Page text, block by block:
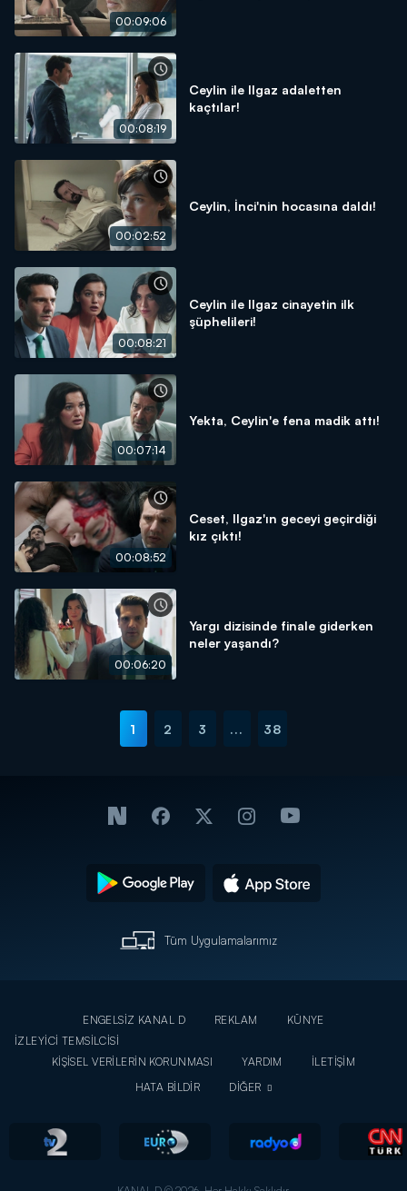
00:09:06
00:08:19
Ceylin ile Ilgaz adaletten
kaçtılar!
00:02:52
Ceylin, İnci'nin hocasına daldı!
00:08:21
Ceylin ile Ilgaz cinayetin ilk
şüphelileri!
00:07:14
Yekta, Ceylin'e fena madik attı!
00:08:52
Ceset, Ilgaz'ın geceyi geçirdiği
kız çıktı!
00:06:20
Yargı dizisinde finale giderken
neler yaşandı?
1 2 3 ... 38
Tüm Uygulamalarımız
ENGELSİZ KANAL D REKLAM
KÜNYE
İZLEYİCİ TEMSİLCİSİ
KİŞİSEL VERİLERİN KORUNMASI
YARDIM
İLETİŞİM
HATA BİLDİR
DİĞER